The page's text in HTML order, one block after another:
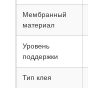
Мембранный
материал
Уровень
поддержки
Тип клея